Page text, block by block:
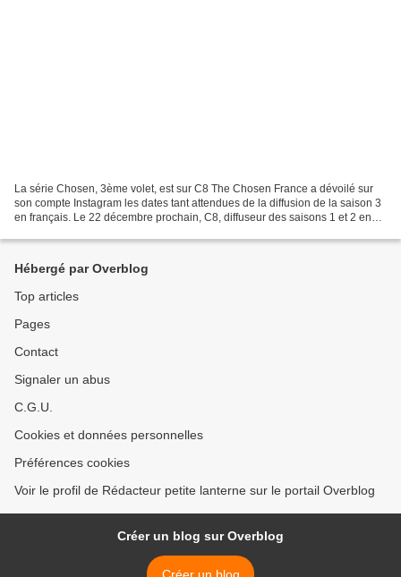
La série Chosen, 3ème volet, est sur C8 The Chosen France a dévoilé sur
son compte Instagram les dates tant attendues de la diffusion de la saison 3
en français. Le 22 décembre prochain, C8, diffuseur des saisons 1 et 2 en
Hébergé par Overblog
Top articles
Pages
Contact
Signaler un abus
C.G.U.
Cookies et données personnelles
Préférences cookies
Voir le profil de Rédacteur petite lanterne sur le portail Overblog
Créer un blog sur Overblog